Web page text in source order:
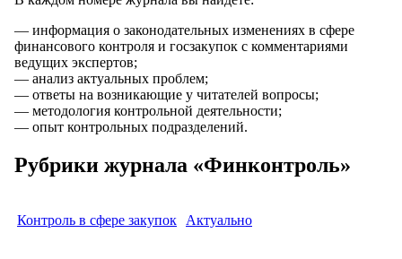
— информация о законодательных изменениях в сфере
финансового контроля и госзакупок с комментариями
ведущих экспертов;
— анализ актуальных проблем;
— ответы на возникающие у читателей вопросы;
— методология контрольной деятельности;
— опыт контрольных подразделений.
Рубрики журнала «Финконтроль»
Контроль в сфере закупок Актуально